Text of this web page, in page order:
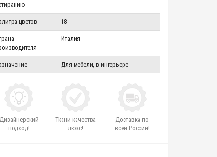
цветов 18
Италия
Для мебели, в интерьере
подход!
Ткани качества
люкс!
Доставка по
всей России!